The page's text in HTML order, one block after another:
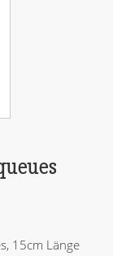
15cm Länge